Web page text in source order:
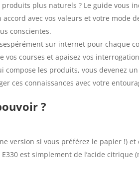
plus naturels ? Le guide vous
avec vos valeurs et votre mode
conscientes.
sur internet pour chaque
courses et apaisez vos
compose les produits, vous devenez
ces connaissances avec votre
?
version si vous préférez le papier !)
est simplement de l’acide